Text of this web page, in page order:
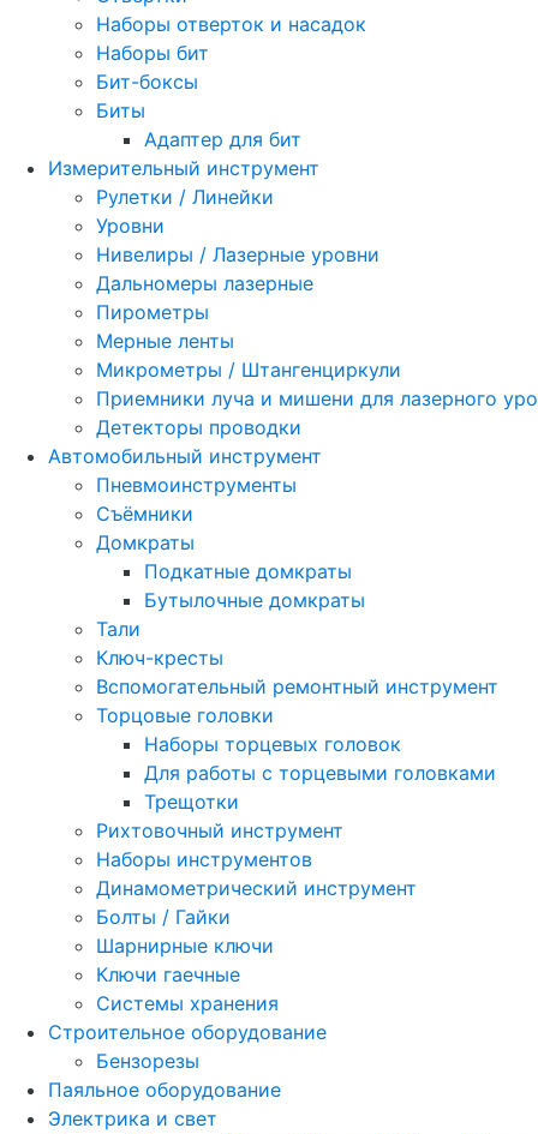
Наборы отверток и насадок
Наборы бит
Бит-боксы
Биты
Адаптер для бит
Измерительный инструмент
Рулетки / Линейки
Уровни
Нивелиры / Лазерные уровни
Дальномеры лазерные
Пирометры
Мерные ленты
Микрометры / Штангенциркули
Приемники луча и мишени для лазерного
Детекторы проводки
Автомобильный инструмент
Пневмоинструменты
Съёмники
Домкраты
Подкатные домкраты
Бутылочные домкраты
Тали
Ключ-кресты
Вспомогательный ремонтный инструмент
Торцовые головки
Наборы торцевых головок
Для работы с торцевыми головками
Трещотки
Рихтовочный инструмент
Наборы инструментов
Динамометрический инструмент
Болты / Гайки
Шарнирные ключи
Ключи гаечные
Системы хранения
Строительное оборудование
Бензорезы
Паяльное оборудование
Электрика и свет